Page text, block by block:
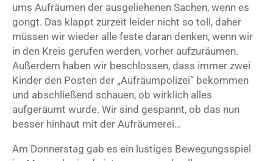
ums Aufräumen der ausgeliehenen Sachen, wenn es
gongt. Das klappt zurzeit leider nicht so toll, daher
müssen wir wieder alle feste daran denken, wenn wir
in den Kreis gerufen werden, vorher aufzuräumen.
Außerdem haben wir beschlossen, dass immer zwei
Kinder den Posten der „Aufräumpolizei“ bekommen
und abschließend schauen, ob wirklich alles
aufgeräumt wurde. Wir sind gespannt, ob das nun
besser hinhaut mit der Aufräumerei…
Am Donnerstag gab es ein lustiges Bewegungsspiel